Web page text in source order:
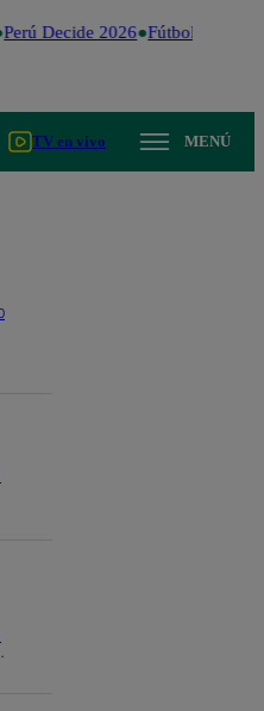
Decide 2026 Fútbol peruano
TV en vivo MENÚ